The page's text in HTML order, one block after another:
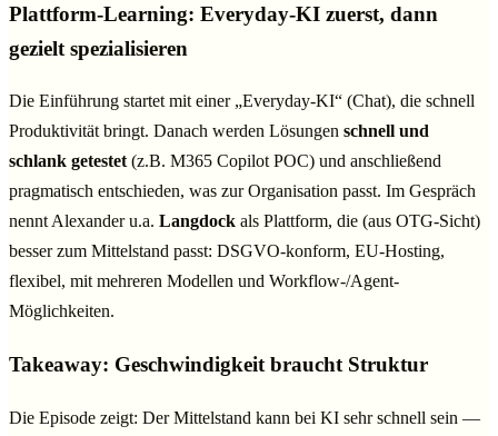
Plattform-Learning: Everyday-KI zuerst, dann
gezielt spezialisieren
Die Einführung startet mit einer „Everyday-KI“ (Chat), die schnell
Produktivität bringt. Danach werden Lösungen schnell und
schlank getestet (z.B. M365 Copilot POC) und anschließend
pragmatisch entschieden, was zur Organisation passt. Im Gespräch
nennt Alexander u.a. Langdock als Plattform, die (aus OTG-Sicht)
besser zum Mittelstand passt: DSGVO-konform, EU-Hosting,
flexibel, mit mehreren Modellen und Workflow-/Agent-
Möglichkeiten.
Takeaway: Geschwindigkeit braucht Struktur
Die Episode zeigt: Der Mittelstand kann bei KI sehr schnell sein —